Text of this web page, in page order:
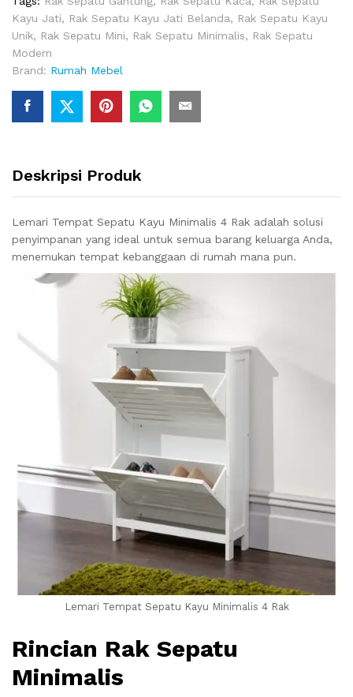
Kayu Jati, Rak Sepatu Kayu Jati Belanda, Rak Sepatu Kayu
Unik, Rak Sepatu Mini, Rak Sepatu Minimalis, Rak Sepatu
Modern
Brand: Rumah Mebel
Deskripsi Produk
Lemari Tempat Sepatu Kayu Minimalis 4 Rak adalah solusi
penyimpanan yang ideal untuk semua barang keluarga Anda,
menemukan tempat kebanggaan di rumah mana pun.
Lemari Tempat Sepatu Kayu Minimalis 4 Rak
Rincian Rak Sepatu
Minimalis